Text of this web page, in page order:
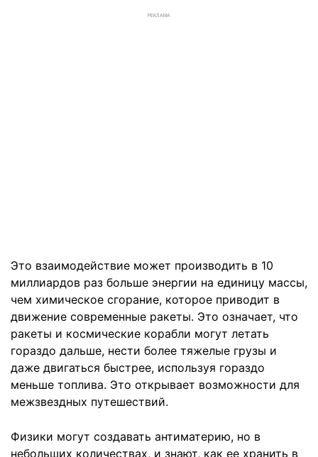
РЕКЛАМА
Это взаимодействие может производить в 10
миллиардов раз больше энергии на единицу массы,
чем химическое сгорание, которое приводит в
движение современные ракеты. Это означает, что
ракеты и космические корабли могут летать
гораздо дальше, нести более тяжелые грузы и
даже двигаться быстрее, используя гораздо
меньше топлива. Это открывает возможности для
межзвездных путешествий.
Физики могут создавать антиматерию, но в
небольших количествах, и знают, как ее хранить в